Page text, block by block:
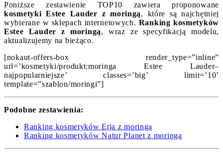
Poniższe zestawienie TOP10 zawiera proponowane
kosmetyki Estee Lauder z moringą, które są najchętniej
wybierane w sklepach internetowych. Ranking kosmetyków
Estee Lauder z moringą, wraz ze specyfikacją modelu,
aktualizujemy na bieżąco.
[nokaut-offers-box render_type=”inline”
url=’kosmetyki/produkt:moringa Estee Lauder–
najpopularniejsze’ classes=’big’ limit=’10’
template=”szablon/moringi”]
Podobne zestawienia:
Ranking kosmetyków Etja z moringą
Ranking kosmetyków Natur Planet z moringą